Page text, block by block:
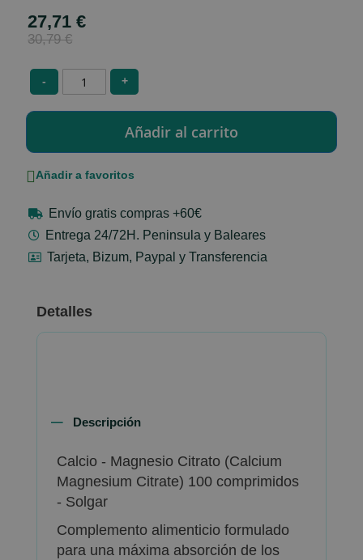
Special
Price
27,71 €
30,79 €
- +
Añadir a favoritos
Envío gratis compras +60€
Entrega 24/72H. Peninsula y Baleares
Tarjeta, Bizum, Paypal y Transferencia
Detalles
Descripción
Calcio - Magnesio Citrato (Calcium
Magnesium Citrate) 100 comprimidos
- Solgar
Complemento alimenticio formulado
para una máxima absorción de los